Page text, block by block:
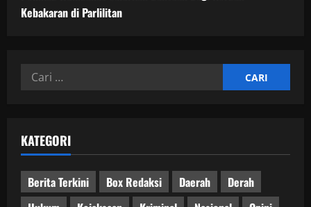
Kebakaran di Parlilitan
Cari
KATEGORI
Berita Terkini Box Redaksi Daerah
Derah